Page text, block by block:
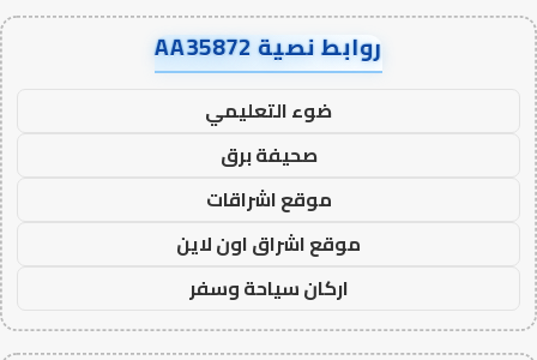
روابط نصية AA35872
ضوء التعليمي
صحيفة برق
موقع اشراقات
موقع اشراق اون لاين
اركان سياحة وسفر